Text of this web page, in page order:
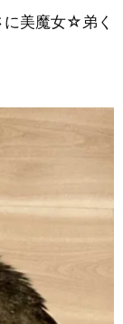
に美魔女☆弟く